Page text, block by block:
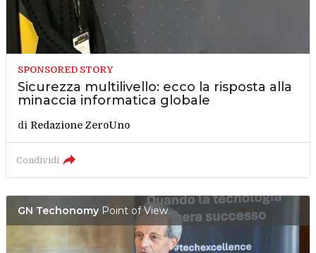
SPONSORED STORY
Sicurezza multilivello: ecco la risposta alla
minaccia informatica globale
di Redazione ZeroUno
Condividi
GN TechonomyPoint of View